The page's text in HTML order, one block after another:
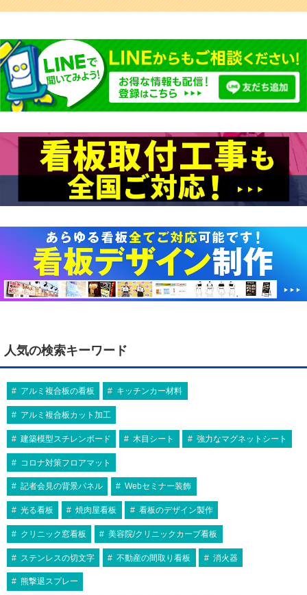
代引不可
お値打ち
国産 屋内用
A1
A1 ブラック
屋内用
¥2,200（税込）
コーナーに丸みをつけた安全設計のポ
スターフレーム。カラーはシルバー、
ブラックの2色展開。サインシティ最
代引不可
A1
A1（W594×H841）
トブラック 屋内用
¥17,710
（税込）
【2019年 グッドデザイン賞受賞】額
縁の側面部分が10度斜めになってお
り、壁に立てかけても安定します。
代引不可
屋内用
木目調 A1
前四辺開閉式
594×841
ポスターパネル 331 A1 木目ナチュラ
ル 屋内用
¥8,079（税込）
コーナーミニアールで意匠的にかっこ
よく、安全！
8
屋内用
屋内用
ル！
9 10
代引不可
屋内用
A2
前四辺開閉式
420×594
（税込）
4辺開閉式フレームの定番アイテム！
代引不可
屋内用
木目調
A2
ニューアートフレーム NA-A2-NT A2
¥2,112（税込）
カラーバリエーションが魅力の木製ポ
スターフレーム！サイズ展開も豊富で
す。
7
594×420
ALUMIUM SERIES 03 RIM A2 マット
シルバー 屋内用
¥11,220（税込）
額の周囲に縁(rim)がついたシンプルな
額縁です。
8
420×594
エコイレパネ ST-A2-SV A2 シルバー
¥1,386（税込）
9 10
代引不可
屋内用
B0
前四辺開閉式
1030×1456
ポスターパネル 347 B0 ステン 屋内用
伝統的な井桁スタイル。幅43mmタイプ
代引不可
屋内用
B0
1030×1456
エコイレパネ ST-B0-SV B0 シルバー 屋
内用
¥7,854（税込）
スタンダードなアルミフレームパネル！
B0用(1030×1456mm)
ピュアパネル B0 シルバー 屋内用
¥17,325（税込）
サイズ、カラーともにバリエーション豊
富なアルミパネル。
8
¥28,743
角がフラットデザインの4辺開閉式フレ
9
代引不可
10
代引不可
屋内用
B1
728×1030
エコイレパネ ST-B1-SV B1 シルバー 屋
¥2,772
（税込）
スタンダードなアルミフレームパネル！
代引不可
屋内用
B1
メディアグリップ MG-25R B1 シルバー
¥6,270（税込）
スタイリッシュな25mmのフレーム
国産
屋内用
B1
ポスターグリップ PG-44R B1 化研クロ
¥12,226（税込）
国産メーカー、シンエイのポスターパネ
ル！カラーバリエーションやサイズを豊
富に取り揃えております。確かな品質…
8
アケパネ 30mm ADB1-S・C B1 シルバ
¥13,585
9 10
代引不可
屋内用
B2
前四辺開閉式
515×728
ポスターパネル 333 B2 ブラック 屋内用
4辺開閉式フレームの定番アイテム！
代引不可
屋内用
木目調
B2
ニューアートフレーム NA-B2-WW B2
ホワイトウッド 屋内用
カラーバリエーションが魅力の木製ポス
ターフレーム！サイズ展開も豊富です。
515×728
¥10,868（税込）
伝統的な井桁スタイル。幅33mmタイプ
8
バー 屋内用
¥7,150
9
代引不可
10
人気の検索キーワード
アルミ複合板の看板 キッチンカー材料
アルミ複合板カット加工
建築模型スチレンボード 木目シート 強力なマグネットシート
コロナ対策フロアマット
記者会見の背景パネル Webセミナー装飾
光る看板 焼肉屋看板 看板のデザイン製作
クリニック窓看板 美容院/クリニックカーブ看板
ステンレスの切文字 不動産の間取り看板 消火器
熊撃退スプレー